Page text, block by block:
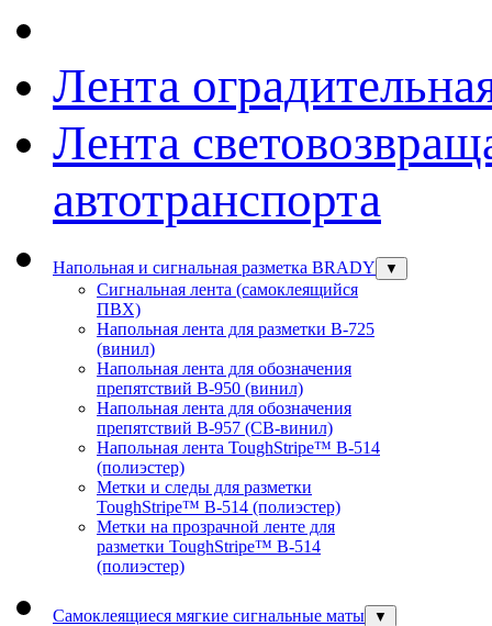
Лента
Лента
автотранспорта
Напольная и сигнальная разметка BRADY ▼
Сигнальная лента (самоклеящийся
ПВХ)
Напольная лента для разметки В-725
(винил)
Напольная лента для обозначения
препятствий В-950 (винил)
Напольная лента для обозначения
препятствий В-957 (СВ-винил)
Напольная лента ToughStripe™ В-514
(полиэстер)
Метки и следы для разметки
ToughStripe™ В-514 (полиэстер)
Метки на прозрачной ленте для
разметки ToughStripe™ В-514
(полиэстер)
Самоклеящиеся мягкие сигнальные маты ▼